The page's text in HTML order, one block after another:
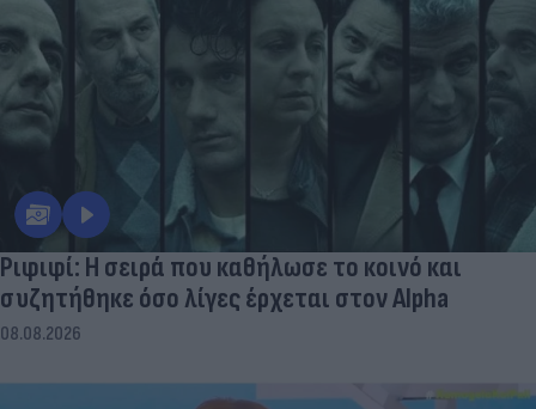
Ριφιφί: Η σειρά που καθήλωσε το κοινό και
συζητήθηκε όσο λίγες έρχεται στον Alpha
08.08.2026